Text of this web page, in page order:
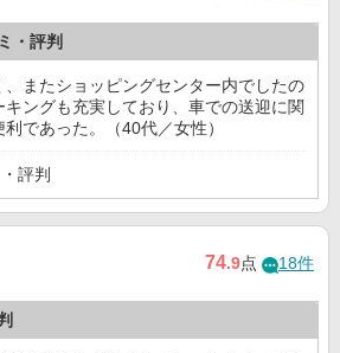
・評判
、またショッピングセンター内でしたの
キングも充実しており、車での送迎に関
であった。（40代／女性）
評判
74.9点 18件